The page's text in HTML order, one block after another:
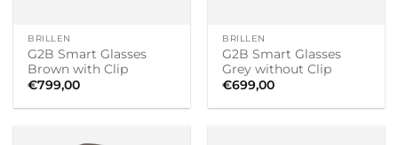
BRILLEN
G2B Smart Glasses
Brown with Clip
€799,00
BRILLEN
G2B Smart Glasses
Grey without Clip
€699,00